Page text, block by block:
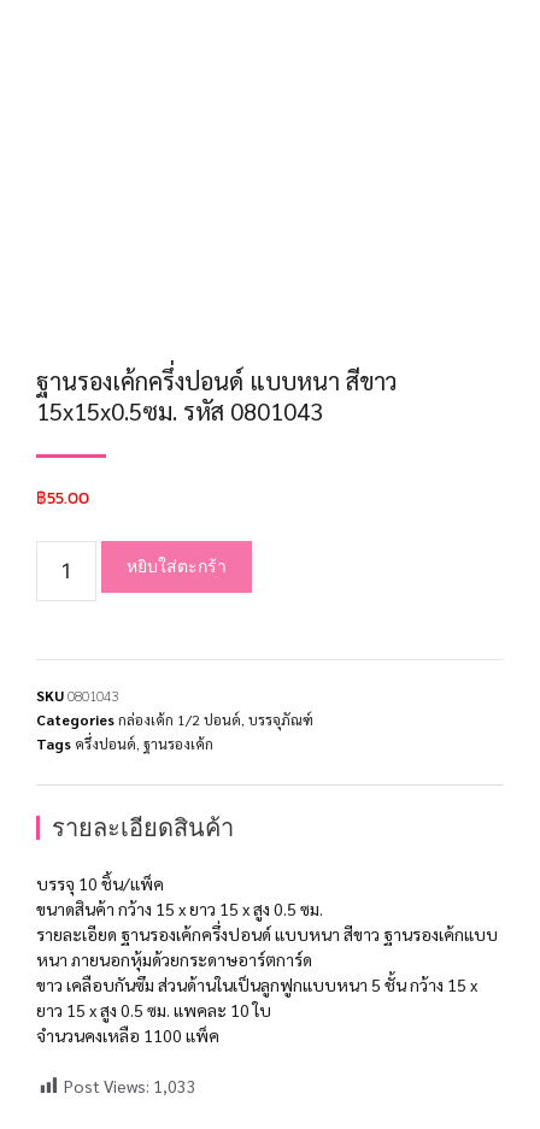
ฐานรองเค้กครึ่งปอนด์ แบบหนา สีขาว
15x15x0.5ซม. รหัส 0801043
฿55.00
หยิบใส่ตะกร้า
SKU0801043
Categoriesกล่องเค้ก 1/2 ปอนด์ บรรจุภัณฑ์
Tags ครึ่งปอนด์ ฐานรองเค้ก
รายละเอียดสินค้า
บรรจุ 10 ชิ้น/แพ็ค
ขนาดสินค้า กว้าง 15 x ยาว 15 x สูง 0.5 ซม.
รายละเอียด ฐานรองเค้กครึ่งปอนด์ แบบหนา สีขาว ฐานรองเค้กแบบ
หนา ภายนอกหุ้มด้วยกระดาษอาร์ตการ์ด
ขาว เคลือบกันซึม ส่วนด้านในเป็นลูกฟูกแบบหนา 5 ชั้น กว้าง 15 x
ยาว 15 x สูง 0.5 ซม. แพคละ 10 ใบ
จำนวนคงเหลือ 1100 แพ็ค
Post Views: 1,033